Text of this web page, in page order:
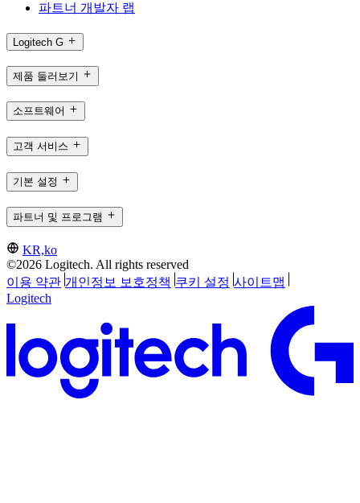
파트너 개발자 랩
Logitech G
제품 둘러보기
소프트웨어
고객 서비스
기본 설정
파트너 및 프로그램
KR,ko
©2026 Logitech. All rights reserved
이용 약관 개인정보 보호정책 쿠키 설정 사이트맵
Logitech